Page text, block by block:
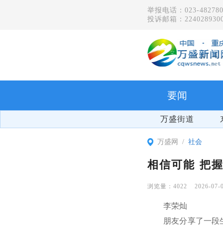
举报电话：023-
投诉邮箱：
要闻
万盛街道
万盛网 社会
相信可能 把
4022 2026-07-
李荣灿
朋友分享了一